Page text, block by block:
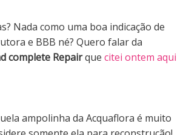
Nada como uma boa indicação de
e BBB né? Quero falar da
complete Repairque citei ontem aqui
ampolinha da Acquaflora é muito